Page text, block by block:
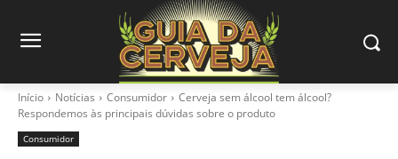
Início Notícias Consumidor
Cerveja sem álcool tem álcool?
Respondemos às principais dúvidas sobre o produto
Consumidor